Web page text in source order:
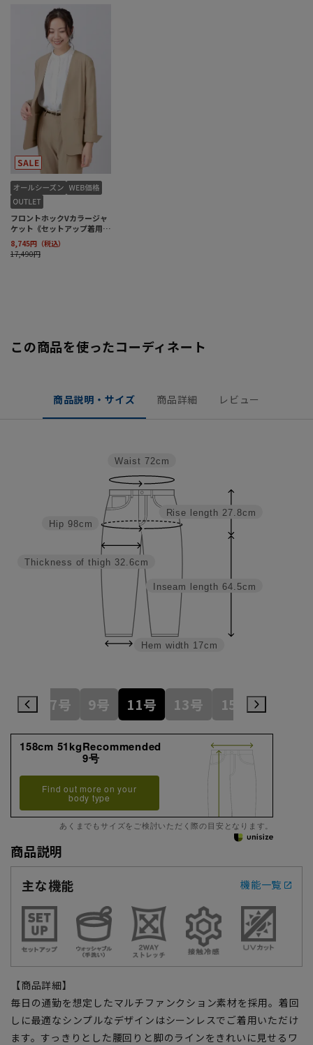
この商品を使ったコーディネート
商品説明・サイズ 商品詳細 レビュー
Inseam length 64.5cm
Rise length 27.8cm
Hem width 17cm
Thickness of thigh 32.6cm
Hip 98cm
Waist 72cm
5号 7号 9号 11号 13号 15号
158cm 51kgRecommended
9号
Find out more on your
body type
あくまでもサイズをご検討いただく際の目安となります。
商品説明
主な機能
機能一覧
【商品詳細】
毎日の通勤を想定したマルチファンクション素材を採用。着回
しに最適なシンプルなデザインはシーンレスでご着用いただけ
ます。すっきりとした腰回りと脚のラインをきれいに見せるワ